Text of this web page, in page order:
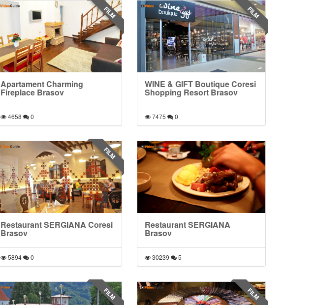
Apartament Charming
Fireplace Brasov
4658 0
FILM
WINE & GIFT Boutique Coresi
Shopping Resort Brasov
7475 0
FILM
Restaurant SERGIANA Coresi
Brasov
5894 0
FILM
Restaurant SERGIANA
Brasov
30239 5
FILM FILM